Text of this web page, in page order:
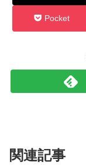
Pocket
関連記事